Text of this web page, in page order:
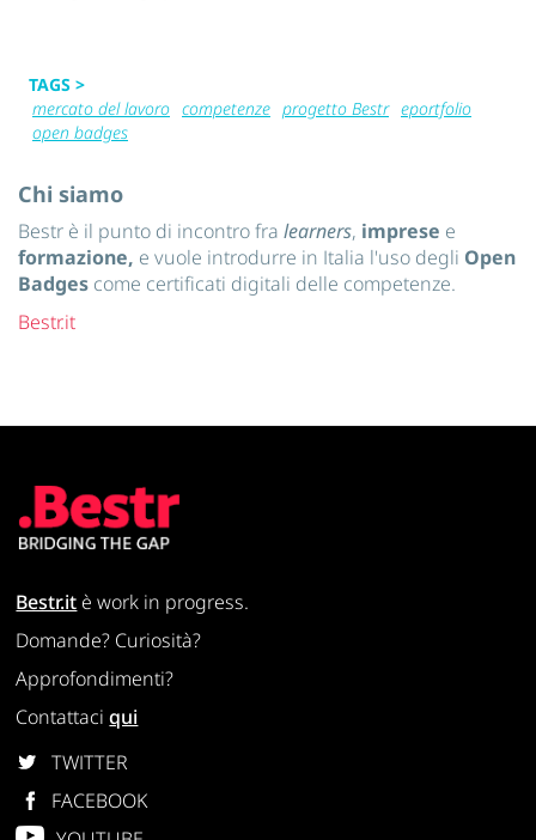
TAGS >
mercato del lavoro competenze progetto Bestr eportfolio
open badges
Chi siamo
Bestr è il punto di incontro fra learners, imprese e
formazione, e vuole introdurre in Italia l'uso degli Open
Badges come certificati digitali delle competenze.
Bestr.it
Bestr.it è work in progress.
Domande? Curiosità?
Approfondimenti?
Contattaciqui
TWITTER
FACEBOOK